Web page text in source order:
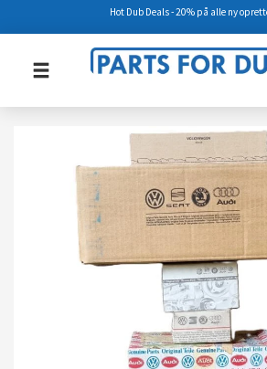
Hot Dub Deals - 20% på alle ny